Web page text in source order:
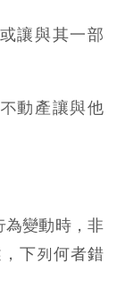
讓與其一部
動產讓與他
為變動時，非
下列何者錯